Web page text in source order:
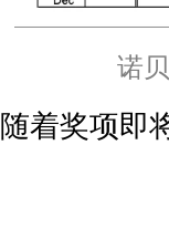
诺
随着奖项即